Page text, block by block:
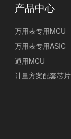
产品中心
万用表专用MCU
万用表专用ASIC
通用MCU
计量方案配套芯片